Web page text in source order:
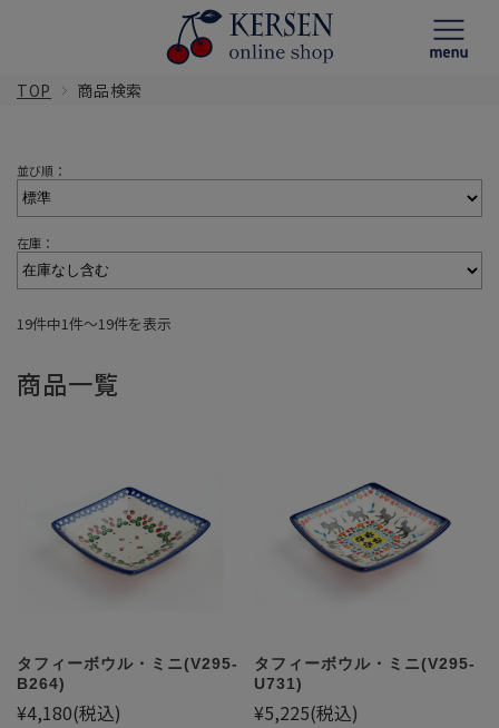
TOP 商品検索
並び順：
在庫：
19件中1件〜19件を表示
商品一覧
タフィーボウル・ミニ(V295-
B264)
¥4,180(税込)
タフィーボウル・ミニ(V295-
U731)
¥5,225(税込)